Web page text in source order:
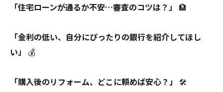
「住宅ローンが通るか不安…審査のコツは？」 🏦
「金利の低い、自分にぴったりの銀行を紹介してほし
い」
💰
「購入後のリフォーム、どこに頼めば安心？」 🛠️